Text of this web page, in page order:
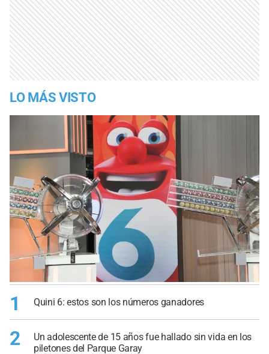
LO MÁS VISTO
1 Quini 6: estos son los números ganadores
2
Un adolescente de 15 años fue hallado sin vida en los
piletones del Parque Garay